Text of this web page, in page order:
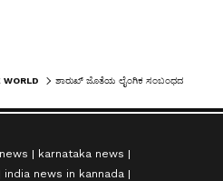
WORLD
karnataka news
india news in kannada